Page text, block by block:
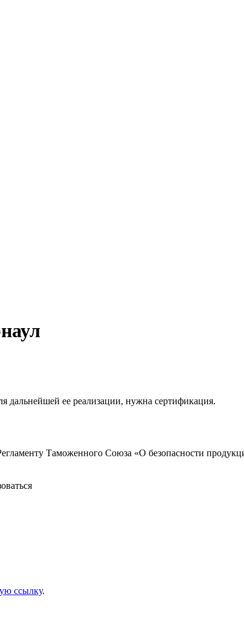
дальнейшей ее реализации, нужна сертификация.
Таможенного Союза «О безопасности
ссылку.